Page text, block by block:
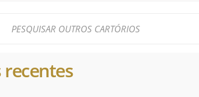
recentes